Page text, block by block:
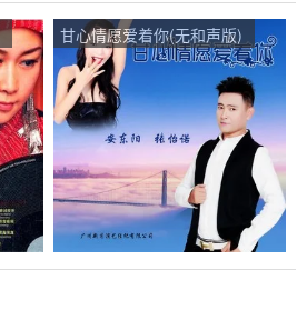
甘心情愿爱着你(无和声版)
在线听(原唱是安东阳/张怡
诺)，梦演唱点播:67次